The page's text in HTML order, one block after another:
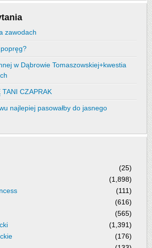
zawodach
w Dąbrowie Tomaszowskiej+kwestia
CZAPRAK
najlepiej pasowałby do jasnego
(25)
(1,898)
(111)
(616)
(565)
(1,391)
(176)